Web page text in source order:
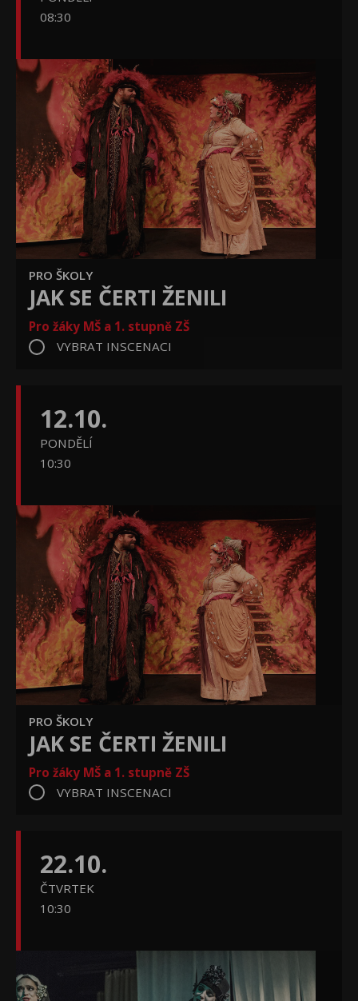
08:30
PRO ŠKOLY
JAK SE ČERTI ŽENILI
Pro žáky MŠ a 1. stupně ZŠ
VYBRAT INSCENACI
12.10.
PONDĚLÍ
10:30
PRO ŠKOLY
JAK SE ČERTI ŽENILI
Pro žáky MŠ a 1. stupně ZŠ
VYBRAT INSCENACI
22.10.
ČTVRTEK
10:30